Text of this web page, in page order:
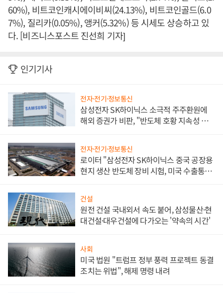
60%), 비트코인캐시에이비씨(24.13%), 비트코인골드(6.0
7%), 질리카(0.05%), 앵커(5.32%) 등 시세도 상승하고 있
다. [비즈니스포스트 진선희 기자]
인기기사
전자·전기·정보통신
삼성전자 SK하이닉스 소극적 주주환원에
해외 증권가 비판, "반도체 호황 지속성 의
전자·전기·정보통신
로이터 "삼성전자 SK하이닉스 중국 공장용
현지 생산 반도체 장비 시험, 미국 수출통제
건설
원전 건설 국내외서 속도 붙어, 삼성물산·현
대건설·대우건설에 다가오는 '약속의 시간'
사회
미국 법원 "트럼프 정부 풍력 프로젝트 동결
조치는 위법", 해제 명령 내려